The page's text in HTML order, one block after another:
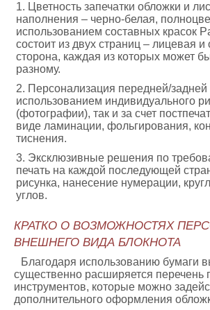
Цветность запечатки обложки и
наполнения – черно-белая,
использованием составных красок
состоит из двух страниц – лицевая и
сторона, каждая из которых может
разному.
Персонализация передней/задней
использованием индивидуального
(фотографии), так и за счет
виде ламинации, фольгирования,
тиснения.
Эксклюзивные решения по
печать на каждой последующей
рисунка, нанесение нумерации,
углов.
КРАТКО О ВОЗМОЖНОСТЯХ
ВНЕШНЕГО ВИДА БЛОКНОТА
Благодаря использованию бумаги
существенно расширяется перечень
инструментов, которые можно
дополнительного оформления